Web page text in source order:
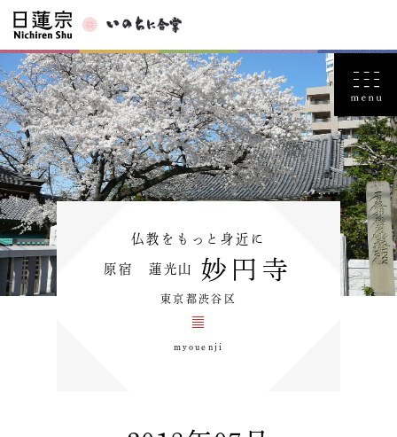
仏教をもっと身近に
原宿 蓮光山 妙円寺
東京都渋谷区
myouenji